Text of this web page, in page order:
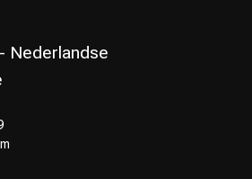
Nederlandse